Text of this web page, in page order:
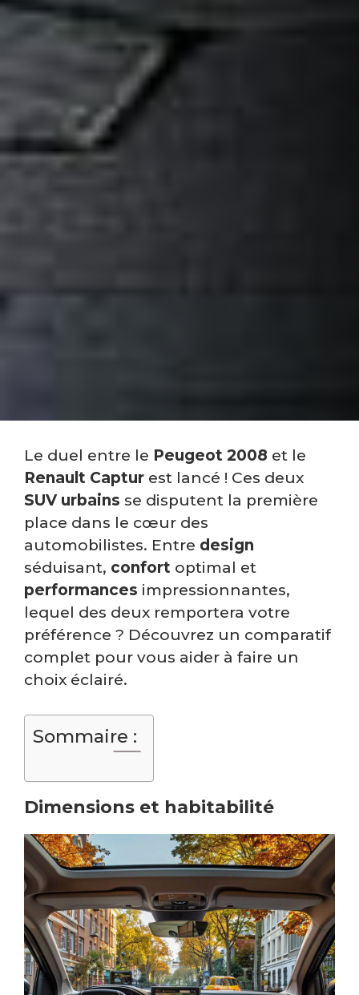
Le duel entre le Peugeot 2008 et le
Renault Captur est lancé ! Ces deux
SUV urbains se disputent la première
place dans le cœur des
automobilistes. Entre design
séduisant, confort optimal et
performances impressionnantes,
lequel des deux remportera votre
préférence ? Découvrez un comparatif
complet pour vous aider à faire un
choix éclairé.
Sommaire :
Dimensions et habitabilité